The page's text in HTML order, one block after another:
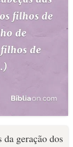
da geração dos